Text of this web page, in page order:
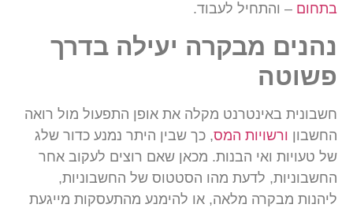
בתחום– והתחיל לעבוד.
נהנים מבקרה יעילה בדרך
פשוטה
חשבונית באינטרנט מקלה את אופן התפעול מול רואה
החשבוןורשויות המס, כך שבין היתר נמנע כדור שלג
של טעויות ואי הבנות. מכאן שאם רוצים לעקוב אחר
החשבוניות, לדעת מהו הסטטוס של החשבוניות,
ליהנות מבקרה מלאה, או להימנע מהתעסקות מייגעת